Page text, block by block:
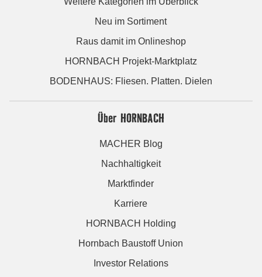
Neu im Sortiment
Raus damit im Onlineshop
HORNBACH Projekt-Marktplatz
BODENHAUS: Fliesen. Platten. Dielen
Über HORNBACH
MACHER Blog
Nachhaltigkeit
Marktfinder
Karriere
HORNBACH Holding
Hornbach Baustoff Union
Investor Relations